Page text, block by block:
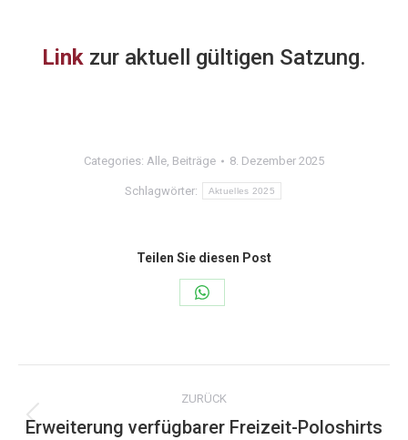
Link zur aktuell gültigen Satzung.
Categories: Alle, Beiträge 8. Dezember 2025
Schlagwörter: Aktuelles 2025
Teilen Sie diesen Post
Share
WhatsApp
Kommentarnavigation
ZURÜCK
Vorheriger
Erweiterung verfügbarer Freizeit-Poloshirts